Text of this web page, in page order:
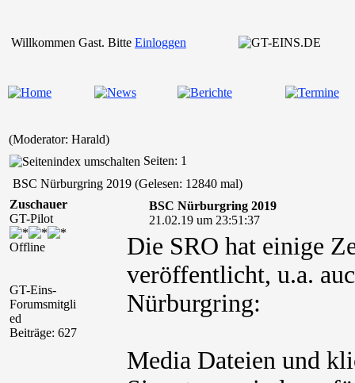
Willkommen Gast. Bitte Einloggen
(Moderator: Harald)
Seiten: 1
BSC Nürburgring 2019 (Gelesen: 12840 mal)
Zuschauer
GT-Pilot
Offline
GT-Eins-
Forumsmitgli
ed
Beiträge: 627
BSC Nürburgring 2019
21.02.19 um 23:51:37
Die SRO hat einige
veröffentlicht, u.a.
Nürburgring:
Media Dateien und